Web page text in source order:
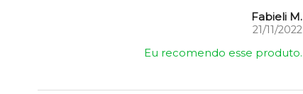
Fabieli M.
21/11/2022
Eu recomendo esse produto.